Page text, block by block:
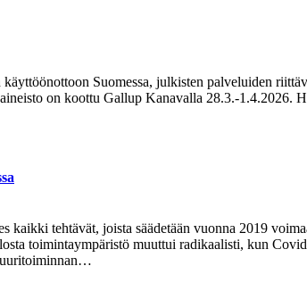
Suomessa, julkisten palveluiden
on koottu Gallup Kanavalla 28.3.-1.4.2026.
tehtävät, joista säädetään vuonna 2019
toimintaympäristö muuttui radikaalisti, kun